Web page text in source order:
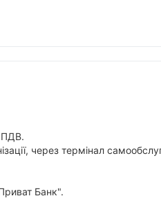
ПДВ.
через термінал
Банк".